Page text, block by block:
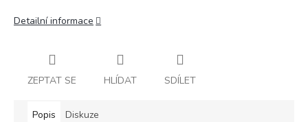
Detailní informace
ZEPTAT SE HLÍDAT SDÍLET
Popis Diskuze